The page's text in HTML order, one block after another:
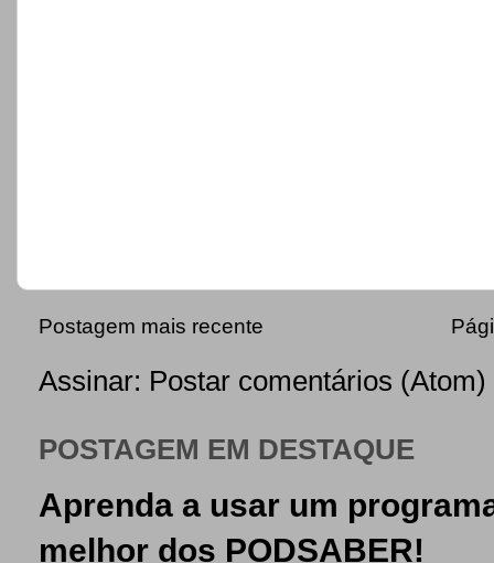
Postagem mais recente
Assinar: Postar comentários (Atom)
POSTAGEM EM DESTAQUE
Aprenda a usar um
melhor dos PODSABER!